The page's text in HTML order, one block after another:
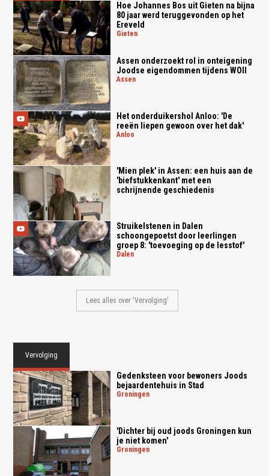
Hoe Johannes Bos uit Gieten na bijna
80 jaar werd teruggevonden op het
Ereveld
gieten
Assen onderzoekt rol in onteigening
Joodse eigendommen tijdens WOII
assen
Het onderduikershol Anloo: 'De
reeën liepen gewoon over het dak'
anloo
'Mien plek' in Assen: een huis aan de
'biefstukkenkant' met een
schrijnende geschiedenis
Struikelstenen in Dalen
schoongepoetst door leerlingen
groep 8: 'toevoeging op de lesstof'
dalen
Lees alles over 'Vervolging'
Vervolging
Gedenksteen voor bewoners Joods
bejaardentehuis in Stad
groningen
'Dichter bij oud joods Groningen kun
je niet komen'
groningen